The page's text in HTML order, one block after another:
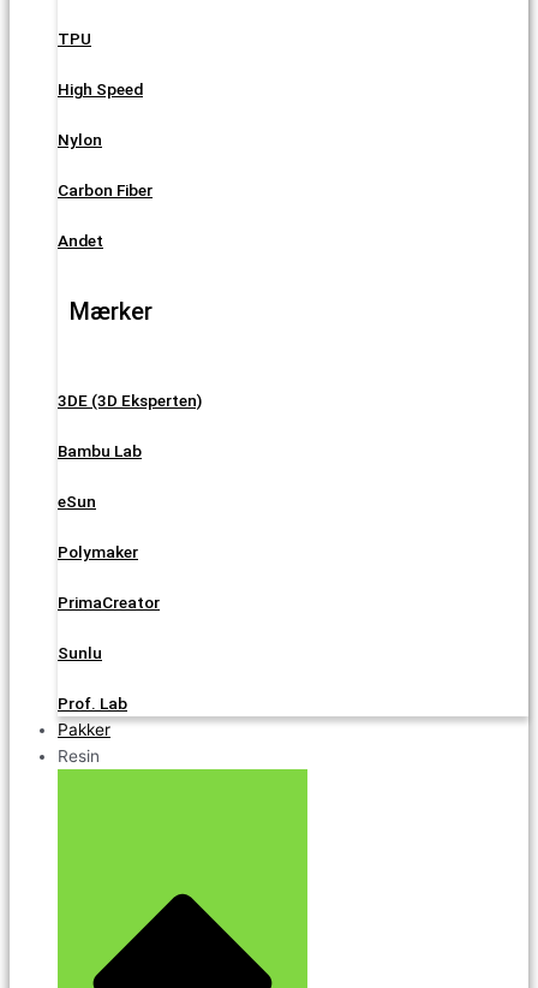
TPU
High Speed
Nylon
Carbon Fiber
Andet
Mærker
3DE (3D Eksperten)
Bambu Lab
eSun
Polymaker
PrimaCreator
Sunlu
Prof. Lab
Pakker
Resin